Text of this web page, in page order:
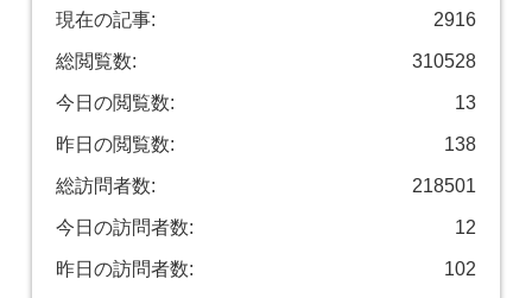
2916
現在の記事:
310528
総閲覧数:
13
今日の閲覧数:
138
昨日の閲覧数:
218501
総訪問者数:
12
今日の訪問者数:
102
昨日の訪問者数: